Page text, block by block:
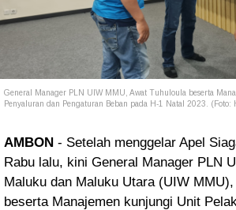
General Manager PLN UIW MMU, Awat Tuhuloula beserta
Penyaluran dan Pengaturan Beban pada H-1 Natal 2023. (Foto:
AMBON - Setelah menggelar Apel
Rabu lalu, kini General Manager PLN
Maluku dan Maluku Utara (UIW
beserta Manajemen kunjungi Unit